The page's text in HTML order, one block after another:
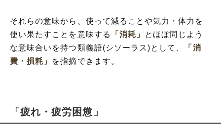
それらの意味から、使って減ることや気力・体力を
使い果たすことを意味する
「消耗」
とほぼ同じよう
な意味合いを持つ類義語(シソーラス)として、
「消
費・損耗」 を指摘できます。
「疲れ・疲労困憊」